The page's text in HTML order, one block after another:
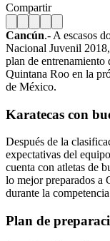
Compartir
Cancún.- A escasos
Nacional Juvenil
plan de entrenamiento
Quintana Roo en la
de México.
Karatecas con
Después de la
expectativas del
cuenta con atletas de
lo mejor preparados a
durante la
Plan de